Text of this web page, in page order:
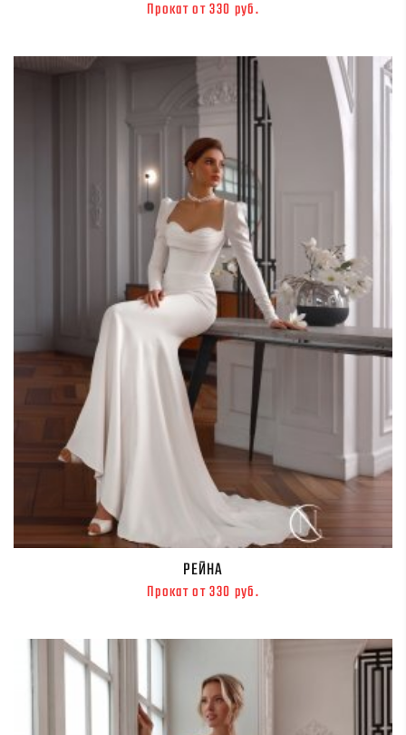
Прокат от 330 руб.
РЕЙНА
Прокат от 330 руб.